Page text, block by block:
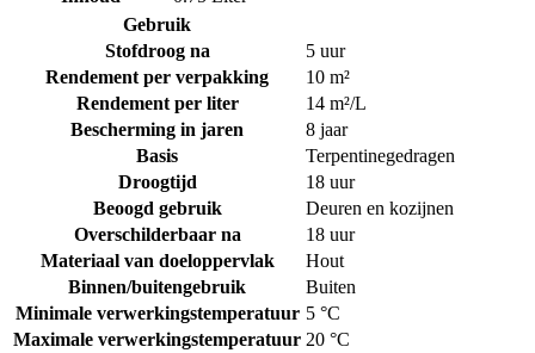
Gebruik
Stofdroog na
5 uur
Rendement per verpakking
10 m²
Rendement per liter
14 m²/L
Bescherming in jaren
8 jaar
Basis
Terpentinegedragen
Droogtijd
18 uur
Beoogd gebruik
Deuren en kozijnen
Overschilderbaar na
18 uur
Materiaal van doeloppervlak
Hout
Binnen/buitengebruik
Buiten
Minimale verwerkingstemperatuur 5 °C
Maximale verwerkingstemperatuur 20 °C